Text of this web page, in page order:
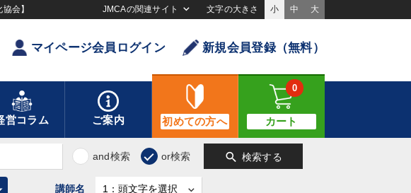
会】 JMCAの関連サイト 文字の大きさ 小 中 大
マイページ会員ログイン 新規会員登録（無料）
営コラム ご案内 初めての方へ カート
0
and検索 or検索 search 検索する
講師名